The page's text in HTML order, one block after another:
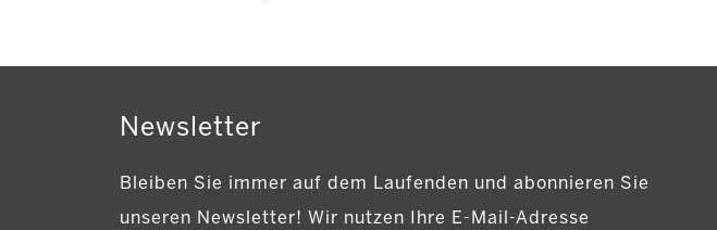
Newsletter
Bleiben Sie immer auf dem Laufenden und abonnieren Sie
unseren Newsletter! Wir nutzen Ihre E-Mail-Adresse